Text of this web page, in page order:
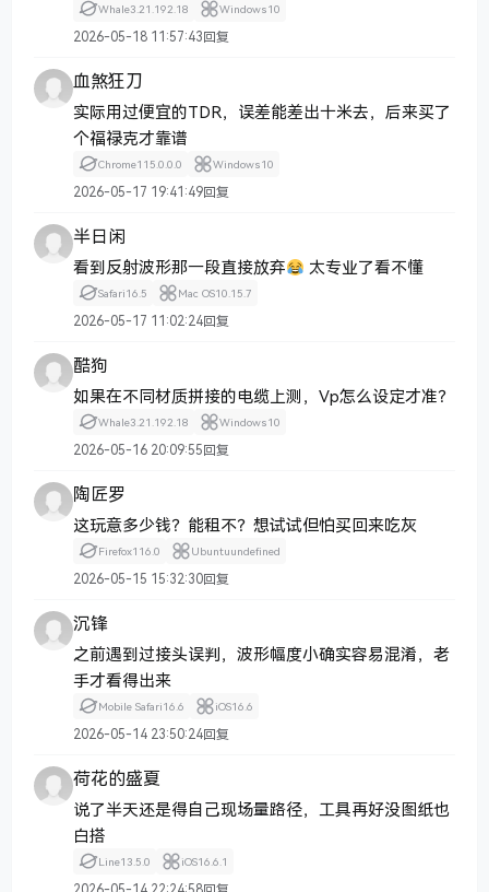
Whale3.21.192.18 Windows10
2026-05-18 11:57:43回复
血煞狂刀
实际用过便宜的TDR，误差能差出十米去，后来买了
个福禄克才靠谱
Chrome115.0.0.0 Windows10
2026-05-17 19:41:49回复
半日闲
看到反射波形那一段直接放弃 太专业了看不懂
Safari16.5 Mac OS10.15.7
2026-05-17 11:02:24回复
酷狗
如果在不同材质拼接的电缆上测，Vp怎么设定才准？
Whale3.21.192.18 Windows10
2026-05-16 20:09:55回复
陶匠罗
这玩意多少钱？能租不？想试试但怕买回来吃灰
Firefox116.0 Ubuntuundefined
2026-05-15 15:32:30回复
沉锋
之前遇到过接头误判，波形幅度小确实容易混淆，老
手才看得出来
Mobile Safari16.6 iOS16.6
2026-05-14 23:50:24回复
荷花的盛夏
说了半天还是得自己现场量路径，工具再好没图纸也
白搭
Line13.5.0 iOS16.6.1